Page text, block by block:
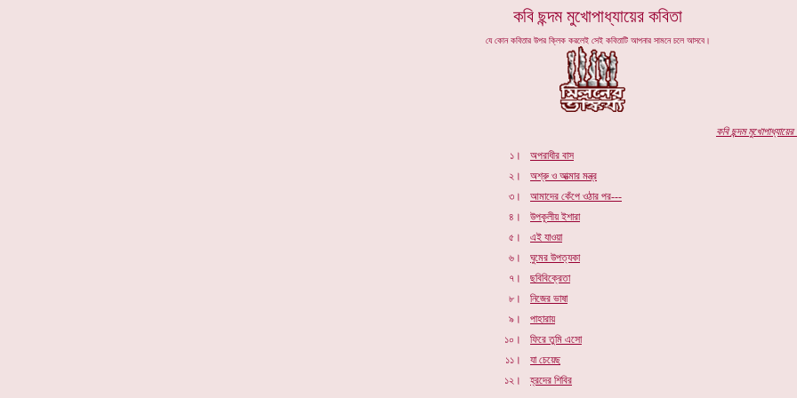
কবি ছন্দম মুখোপাধ্যায়ের কবিতা
যে কোন কবিতার উপর ক্লিক করলেই সেই কবিতাটি আপনার সামনে চলে আসবে।
অপরাধীর বাস
অশ্রু ও আত্মার মন্ত্র
আমাদের কেঁপে ওঠার পর---
উপকূলীয় ইশারা
এই যাওয়া
ঘুমের উপত্যকা
ছবিবিক্রেতা
নিজের ভাষা
পাহারায়
ফিরে তুমি এসো
যা চেয়েছ
হ্রদের শিবির
১।
২।
৩।
৪।
৫।
৬।
৭।
৮।
৯।
১০।
১১।
১২।
কবিছন্দম মুখোপাধ্যায়ের